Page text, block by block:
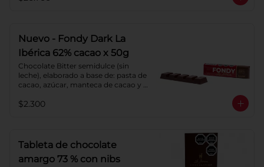
Nuevo - Fondy Dark La
Ibérica 62% cacao x 50g
Chocolate Bitter semidulce (sin
leche), elaborado a base de: pasta de
cacao, azúcar, manteca de cacao y
Cacao: 62%
$2.300
Tableta de chocolate
amargo 73 % con nibs